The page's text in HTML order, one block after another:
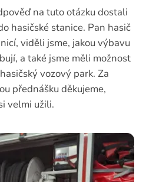
na tuto otázku dostali
hasičské stanice. Pan hasič
viděli jsme, jakou výbavu
a také jsme měli možnost
vozový park. Za
přednášku děkujeme,
velmi užili.